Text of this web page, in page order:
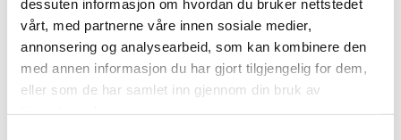
dessuten informasjon om hvordan du bruker nettstedet
vårt, med partnerne våre innen sosiale medier,
annonsering og analysearbeid, som kan kombinere den
med annen informasjon du har gjort tilgjengelig for dem,
eller som de har samlet inn gjennom din bruk av
Styrket rett til heltid
Innstramming i innleiereglene